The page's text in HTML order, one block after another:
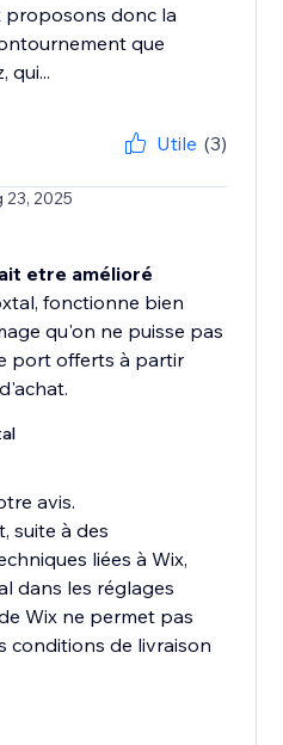
donc la
que
qui...
Utile (3)
23, 2025
etre amélioré
fonctionne bien
qu'on ne puisse pas
port offerts à partir
avis.
suite à des
liées à Wix,
dans les réglages
Wix ne permet pas
conditions de livraison